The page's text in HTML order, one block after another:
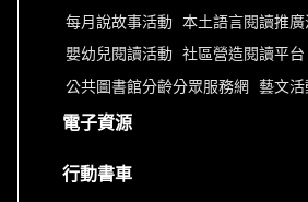
每月說故事活動 本土語言閱讀推廣
嬰幼兒閱讀活動 社區營造閱讀平台
公共圖書館分齡分眾服務網 藝文活
電子資源
行動書車